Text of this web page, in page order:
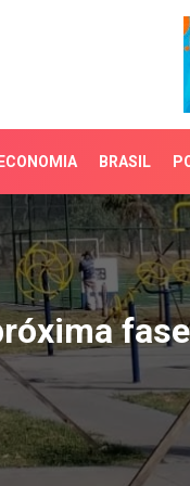
ECONOMIA BRASIL
fase